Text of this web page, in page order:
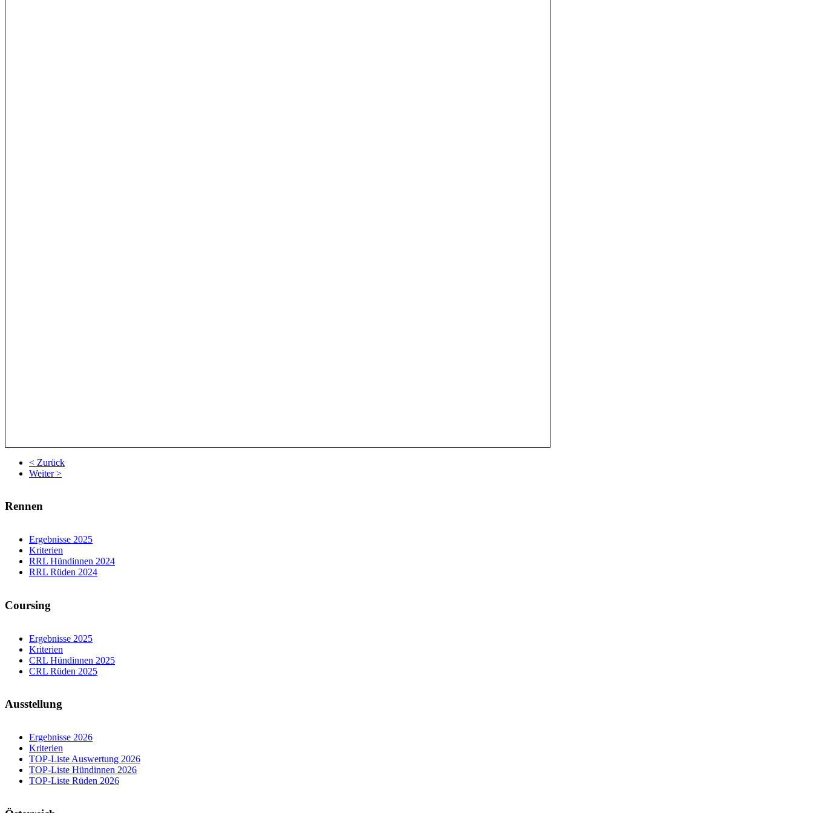
< Zurück
Weiter >
Rennen
Ergebnisse 2025
Kriterien
RRL Hündinnen 2024
RRL Rüden 2024
Coursing
Ergebnisse 2025
Kriterien
CRL Hündinnen 2025
CRL Rüden 2025
Ausstellung
Ergebnisse 2026
Kriterien
TOP-Liste Auswertung 2026
TOP-Liste Hündinnen 2026
TOP-Liste Rüden 2026